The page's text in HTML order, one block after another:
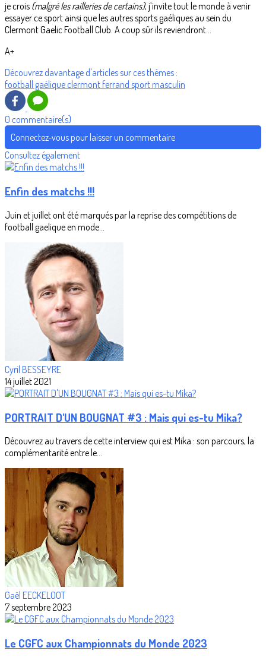
je crois (malgré les railleries de certains), j’invite tout le monde à venir
essayer ce sport ainsi que les autres sports gaéliques au sein du
Clermont Gaelic Football Club. A coup sûr ils reviendront...
A+
Découvrez davantage d'articles sur ces thèmes :
football gaélique clermont ferrand sport masculin
0 commentaire(s)
Connectez-vous pour laisser un commentaire
Consultez également
Enfin des matchs !!!
Juin et juillet ont été marqués par la reprise des compétitions de
football gaelique en mode...
Cyril BESSEYRE
14 juillet 2021
PORTRAIT D'UN BOUGNAT #3 : Mais qui es-tu Mika?
Découvrez au travers de cette interview qui est Mika : son parcours, la
complémentarité entre le...
Gaël EECKELOOT
7 septembre 2023
Le CGFC aux Championnats du Monde 2023